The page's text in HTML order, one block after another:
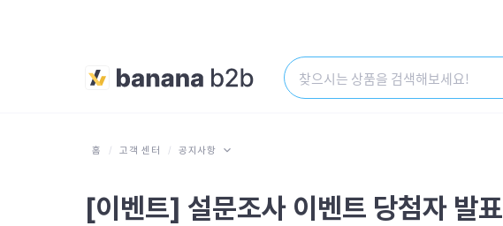
홈 / 고객 센터 / 공지사항
[이벤트] 설문조사 이벤트 당첨자 발표